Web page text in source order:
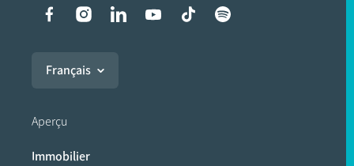
Liens vers les réseaux
Français
Aperçu
Immobilier